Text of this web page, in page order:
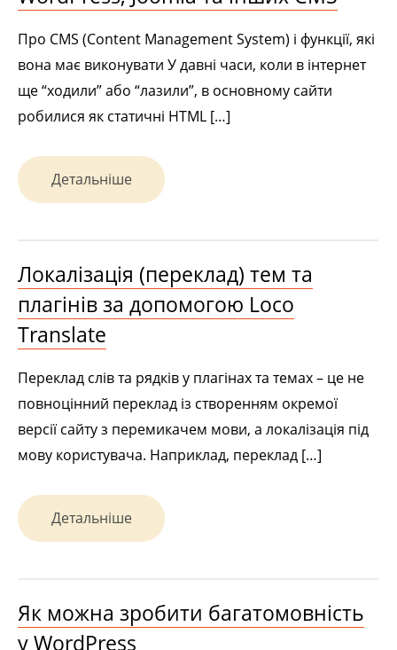
Про CMS (Content Management System) і функції, які
вона має виконувати У давні часи, коли в інтернет
ще “ходили” або “лазили”, в основному сайти
робилися як статичні HTML […]
Детальніше
Локалізація (переклад) тем та
плагінів за допомогою Loco
Translate
Переклад слів та рядків у плагінах та темах – це не
повноцінний переклад із створенням окремої
версії сайту з перемикачем мови, а локалізація під
мову користувача. Наприклад, переклад […]
Детальніше
Як можна зробити багатомовність
у WordPress